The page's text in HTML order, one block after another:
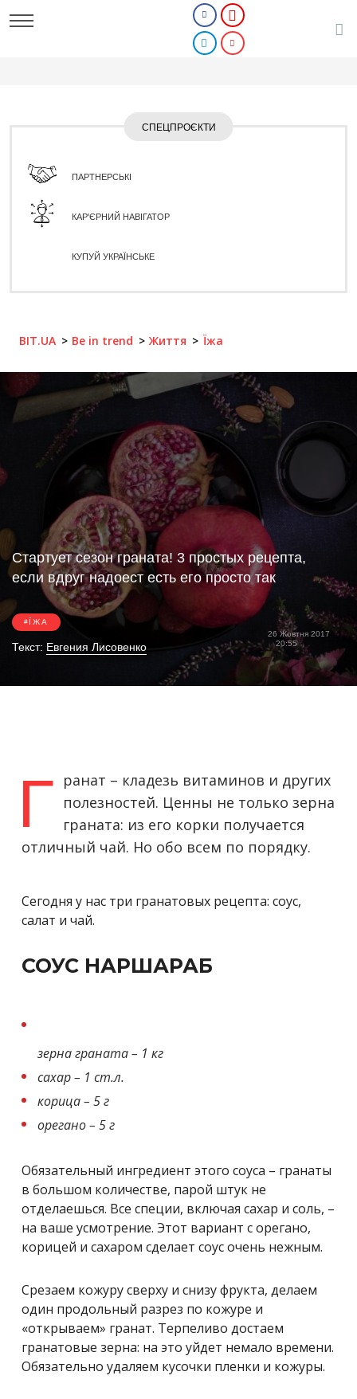
СПЕЦПРОЄКТИ
ПАРТНЕРСЬКІ
КАР'ЄРНИЙ НАВІГАТОР
КУПУЙ УКРАЇНСЬКЕ
BIT.UA Be in trend Життя Їжа
Стартует сезон граната! 3 простых рецепта,
если вдруг надоест есть его просто так
ЇЖА
Текст: Евгения Лисовенко
26 Жовтня 2017
20:55
Г ранат – кладезь витаминов и других
полезностей. Ценны не только зерна
граната: из его корки получается
отличный чай. Но обо всем по порядку.
Сегодня у нас три гранатовых рецепта: соус,
салат и чай.
СОУС НАРШАРАБ
зерна граната – 1 кг
сахар – 1 ст.л.
корица – 5 г
орегано – 5 г
Обязательный ингредиент этого соуса – гранаты
в большом количестве, парой штук не
отделаешься. Все специи, включая сахар и соль, –
на ваше усмотрение. Этот вариант с орегано,
корицей и сахаром сделает соус очень нежным.
Срезаем кожуру сверху и снизу фрукта, делаем
один продольный разрез по кожуре и
«открываем» гранат. Терпеливо достаем
гранатовые зерна: на это уйдет немало времени.
Обязательно удаляем кусочки пленки и кожуры.